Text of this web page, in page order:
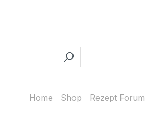
Home Shop Rezept Forum